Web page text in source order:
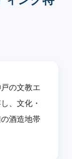
の文教エ
、文化・
酒造地帯